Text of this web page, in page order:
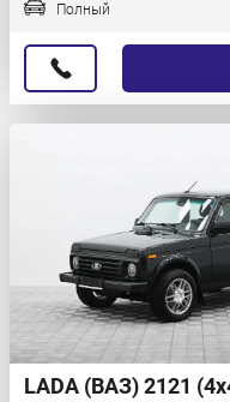
Полный
LADA (ВАЗ) 2121